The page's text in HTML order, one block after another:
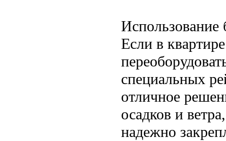
Использование
Если в
специальных
отличное
осадков и
надежно